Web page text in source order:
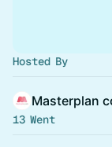
Hosted By
Masterplan
13 Went